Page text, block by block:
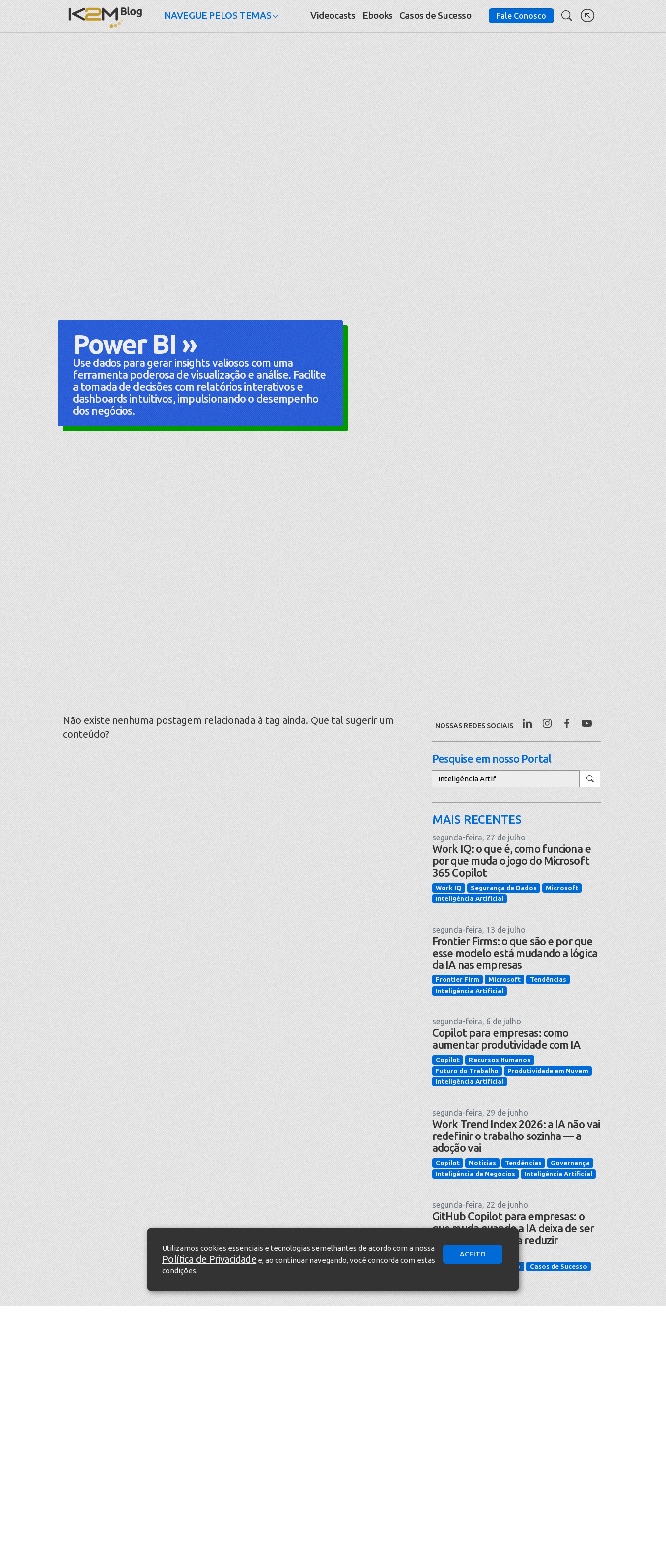
NAVEGUE PELOS TEMAS Videocasts Ebooks Casos de Sucesso Fale Conosco
Power BI »
Use dados para gerar insights valiosos com uma
ferramenta poderosa de visualização e análise. Facilite
a tomada de decisões com relatórios interativos e
dashboards intuitivos, impulsionando o desempenho
dos negócios.
Não existe nenhuma postagem relacionada à tag ainda. Que tal sugerir um
conteúdo?
NOSSAS REDES SOCIAIS
Pesquise em nosso Portal
Pesquisar
MAIS RECENTES
segunda-feira, 27 de julho
Work IQ: o que é, como funciona e
por que muda o jogo do Microsoft
365 Copilot
Work IQ Segurança de Dados
Microsoft
Inteligência Artificial
segunda-feira, 13 de julho
Frontier Firms: o que são e por que
esse modelo está mudando a lógica
da IA nas empresas
Frontier Firm Microsoft
Tendências
Inteligência Artificial
segunda-feira, 6 de julho
Copilot para empresas: como
aumentar produtividade com IA
Copilot
Recursos Humanos
Futuro do Trabalho
Produtividade em Nuvem
Inteligência Artificial
segunda-feira, 29 de junho
Work Trend Index 2026: a IA não vai
redefinir o trabalho sozinha — a
adoção vai
Copilot Notícias Tendências
Governança
Inteligência de Negócios
Inteligência Artificial
segunda-feira, 22 de junho
GitHub Copilot para empresas: o
que muda quando a IA deixa de ser
promessa e passa a reduzir
incidentes
Tecnologia da Informação
Casos de Sucesso
Utilizamos cookies essenciais e tecnologias semelhantes de acordo com a nossa
Política de Privacidade e, ao continuar navegando, você concorda com estas
condições.
ACEITO